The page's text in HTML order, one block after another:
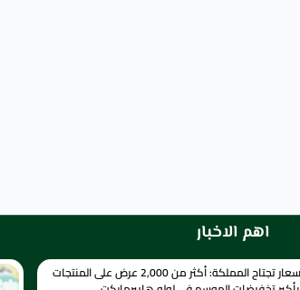
اهم الاخبار
عاصفة الأسعار تجتاح المملكة: أكثر من 2,000 عرض على المنتجات